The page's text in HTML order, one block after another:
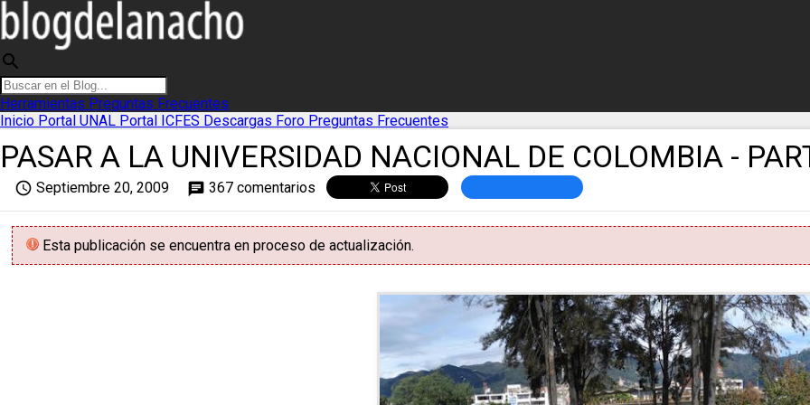
search
Herramientas Preguntas Frecuentes
Inicio Portal UNAL Portal ICFES Descargas Foro Preguntas Frecuentes
PASAR A LA UNIVERSIDAD NACIONAL DE COLOMBIA -
access_time Septiembre 20, 2009 chat 367 comentarios
Esta publicación se encuentra en proceso de actualización.